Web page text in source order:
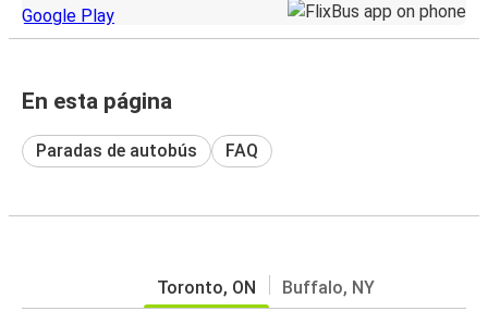
En esta página
Paradas de autobús FAQ
Toronto, ON Buffalo, NY